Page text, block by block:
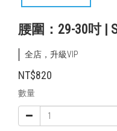
腰圍：29-30吋 |
全店，升級VIP
NT$820
數量